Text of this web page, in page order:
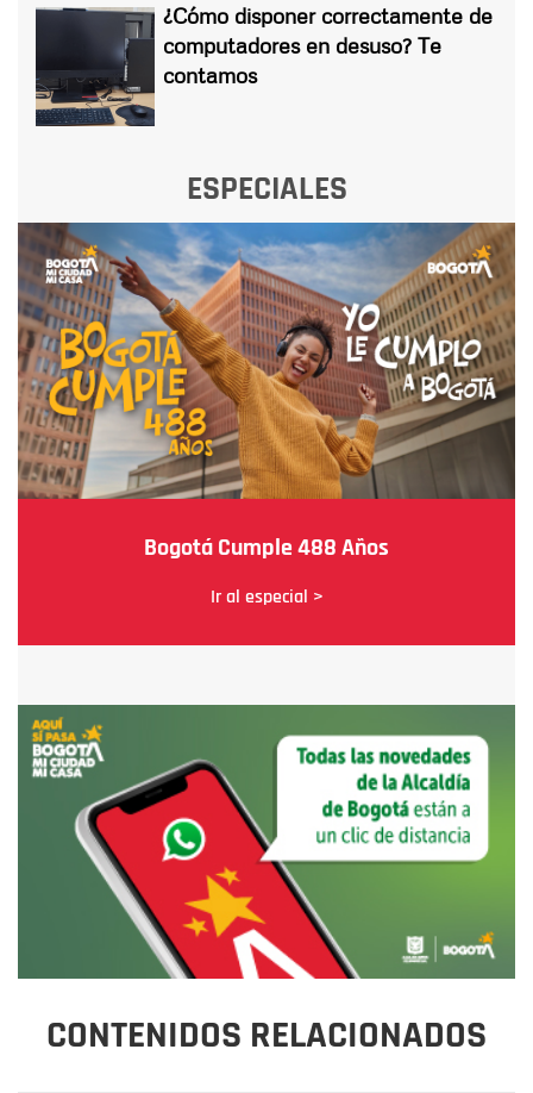
¿Cómo disponer correctamente de
computadores en desuso? Te
contamos
ESPECIALES
Bogotá Cumple 488 Años
Ir al especial >
CONTENIDOS RELACIONADOS